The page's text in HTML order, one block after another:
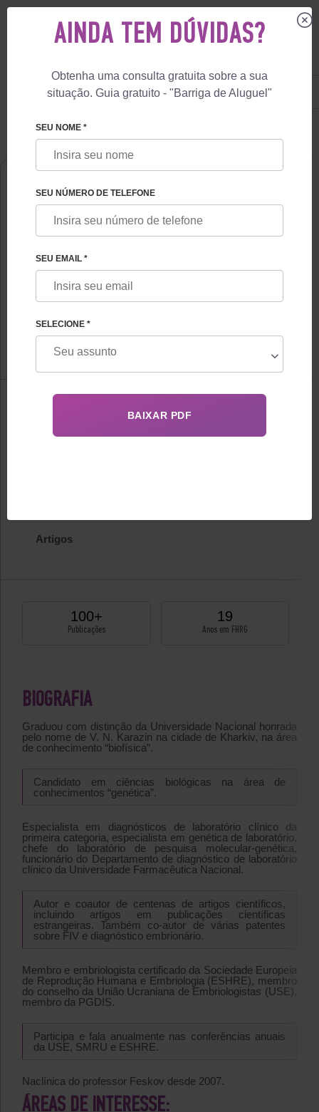
+1 844 892 78 00 UK+44 800 069 86 90
SOBRE NÓS
YEUGENIA ZHILKOVA
FHRG Embriologistas
Biografia
Artigos
100+
Publicações
19
Anos em FHRG
BIOGRAFIA
Graduou com distinção da Universidade Nacional honrada
pelo nome de V. N. Karazin na cidade de Kharkiv, na área
de conhecimento “biofísica”.
Candidato em ciências biológicas na área de
conhecimentos “genética”.
Especialista em diagnósticos de laboratório clínico da
primeira categoria, especialista em genética de laboratório,
chefe do laboratório de pesquisa molecular-genética,
funcionário do Departamento de diagnóstico de laboratório
clínico da Universidade Farmacêutica Nacional.
Autor e coautor de centenas de artigos científicos,
incluindo artigos em publicações científicas
estrangeiras. Também co-autor de várias patentes
sobre FIV e diagnóstico embrionário.
Membro e embriologista certificado da Sociedade Europeia
de Reprodução Humana e Embriologia (ESHRE), membro
do conselho da União Ucraniana de Embriologistas (USE),
membro da PGDIS.
Participa e fala anualmente nas conferências anuais
da USE, SMRU e ESHRE.
Naclínica do professor Feskov desde 2007.
ÁREAS DE INTERESSE:
AINDA TEM DÚVIDAS?
Obtenha uma consulta gratuita sobre a sua
situação. Guia gratuito - "Barriga de Aluguel"
SEU NOME *
SEU NÚMERO DE TELEFONE
SEU EMAIL *
SELECIONE *